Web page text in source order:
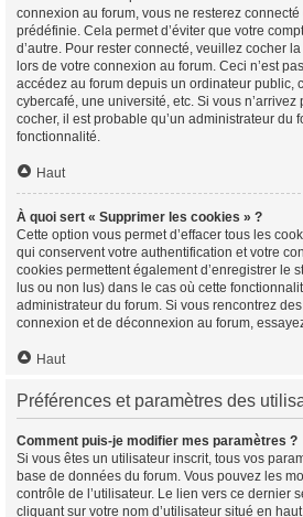
connexion au forum, vous ne resterez
prédéfinie. Cela permet d’éviter que votre
d’autre. Pour rester connecté, veuillez cocher
lors de votre connexion au forum. Ceci n’est
accédez au forum depuis un ordinateur public,
cybercafé, une université, etc. Si vous n’arrivez
cocher, il est probable qu’un administrateur du
fonctionnalité.
Haut
À quoi sert « Supprimer les cookies » ?
Cette option vous permet d’effacer tous les
qui conservent votre authentification et votre
cookies permettent également d’enregistrer le
lus ou non lus) dans le cas où cette
administrateur du forum. Si vous rencontrez
connexion et de déconnexion au forum,
Haut
Préférences et paramètres des
Comment puis-je modifier mes paramètres ?
Si vous êtes un utilisateur inscrit, tous vos
base de données du forum. Vous pouvez les
contrôle de l’utilisateur. Le lien vers ce dernier
cliquant sur votre nom d’utilisateur situé en